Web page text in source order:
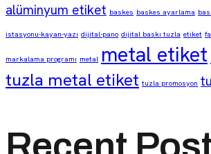
alüminyum etiket baskes baskes ayarlama
istasyonu-kayan-yazı dijital-pano dijital baskı tuzla etiket
markalama programı metal metal etiket
tuzla metal etiket tuzla promosyon